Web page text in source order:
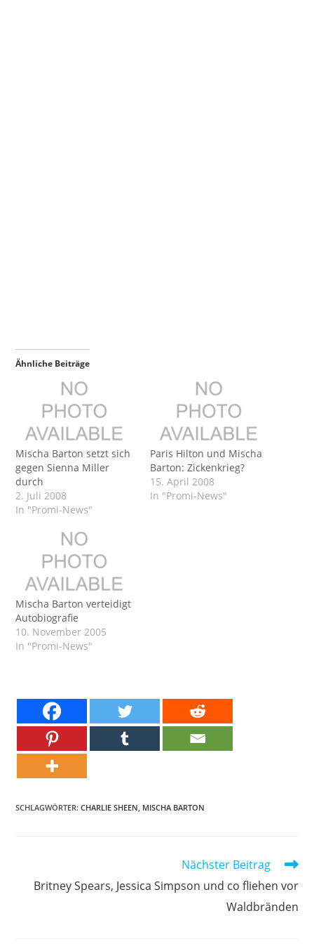
Ähnliche Beiträge
Mischa Barton setzt sich
gegen Sienna Miller
durch
2. Juli 2008
In "Promi-News"
Paris Hilton und Mischa
Barton: Zickenkrieg?
15. April 2008
In "Promi-News"
Mischa Barton verteidigt
Autobiografie
10. November 2005
In "Promi-News"
SCHLAGWÖRTER:CHARLIE SHEEN, MISCHA BARTON
ansehen
Nächster Beitrag
Britney Spears, Jessica Simpson und co fliehen vor
Waldbränden